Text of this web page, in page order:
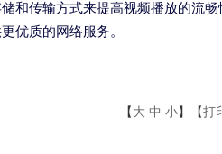
和传输方式来提高视频播放的流
优质的网络服务。
【 大 中 小】【打